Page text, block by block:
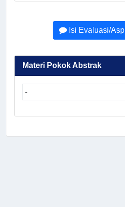
Isi Evaluasi/
Materi Pokok Abstrak
-